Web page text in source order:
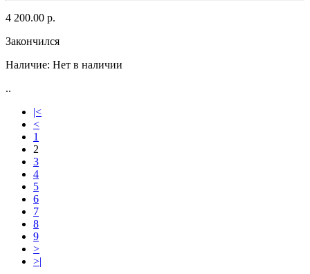
4 200.00 р.
Закончился
Наличие: Нет в наличии
..
|<
<
1
2
3
4
5
6
7
8
9
>
>|